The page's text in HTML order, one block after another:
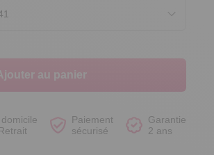
au panier
Paiement
sécurisé
Garantie
2 ans